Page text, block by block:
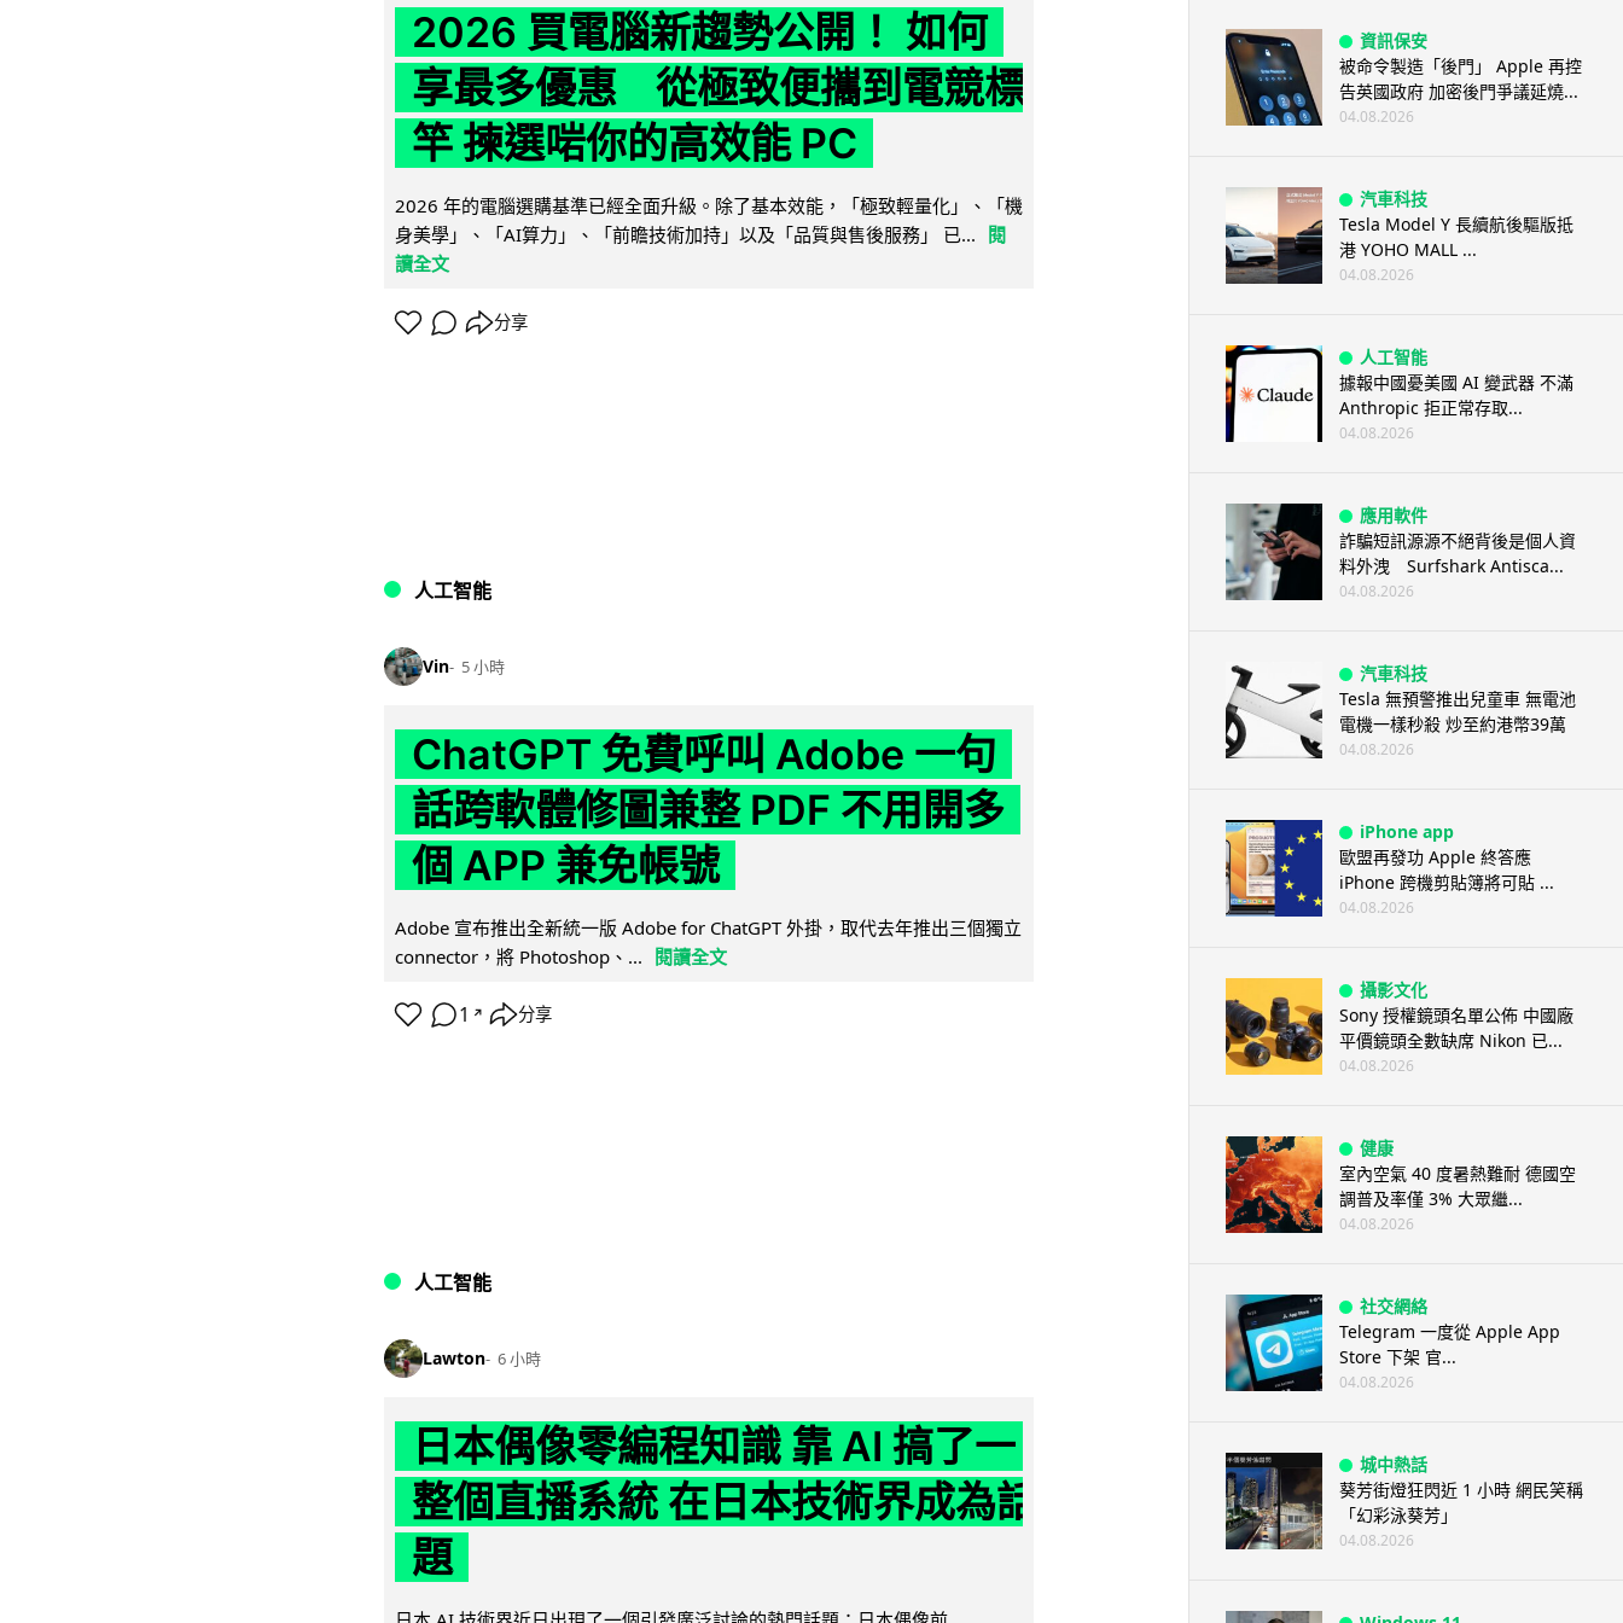
2026 買電腦新趨勢公開！ 如何
享最多優惠 從極致便攜到電競標
竿 揀選啱你的高效能 PC
2026 年的電腦選購基準已經全面升級。除了基本效能，「極致輕量化」、「機
身美學」、「AI算力」、「前瞻技術加持」以及「品質與售後服務」 已...
閱
讀全文
分享
人工智能
Vin 5 小時
ChatGPT 免費呼叫 Adobe 一句
話跨軟體修圖兼整 PDF 不用開多
個 APP 兼免帳號
Adobe 宣布推出全新統一版 Adobe for ChatGPT 外掛，取代去年推出三個獨立
connector，將 Photoshop、... 閱讀全文
1 ↗ 分享
人工智能
Lawton 6 小時
日本偶像零編程知識 靠 AI 搞了一
整個直播系統 在日本技術界成為話
題
資訊保安
被命令製造「後門」 Apple 再控
告英國政府 加密後門爭議延燒...
04.08.2026
汽車科技
Tesla Model Y 長續航後驅版抵
港 YOHO MALL ...
04.08.2026
人工智能
據報中國憂美國 AI 變武器 不滿
Anthropic 拒正常存取...
04.08.2026
應用軟件
詐騙短訊源源不絕背後是個人資
料外洩 Surfshark Antisca...
04.08.2026
汽車科技
Tesla 無預警推出兒童車 無電池
電機一樣秒殺 炒至約港幣39萬
04.08.2026
iPhone app
歐盟再發功 Apple 終答應
iPhone 跨機剪貼簿將可貼 ...
04.08.2026
攝影文化
Sony 授權鏡頭名單公佈 中國廠
平價鏡頭全數缺席 Nikon 已...
04.08.2026
健康
室內空氣 40 度暑熱難耐 德國空
調普及率僅 3% 大眾繼...
04.08.2026
社交網絡
Telegram 一度從 Apple App
Store 下架 官...
04.08.2026
城中熱話
葵芳街燈狂閃近 1 小時 網民笑稱
「幻彩泳葵芳」
04.08.2026